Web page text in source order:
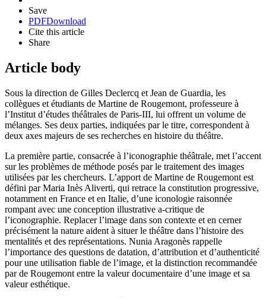
Save
PDFDownload
Cite this article
Share
Article body
Sous la direction de Gilles Declercq et Jean de Guardia, les
collègues et étudiants de Martine de Rougemont, professeure à
l’Institut d’études théâtrales de Paris-III, lui offrent un volume de
mélanges. Ses deux parties, indiquées par le titre, correspondent à
deux axes majeurs de ses recherches en histoire du théâtre.
La première partie, consacrée à l’iconographie théâtrale, met l’accent
sur les problèmes de méthode posés par le traitement des images
utilisées par les chercheurs. L’apport de Martine de Rougemont est
défini par Maria Inès Aliverti, qui retrace la constitution progressive,
notamment en France et en Italie, d’une iconologie raisonnée
rompant avec une conception illustrative a-critique de
l’iconographie. Replacer l’image dans son contexte et en cerner
précisément la nature aident à situer le théâtre dans l’histoire des
mentalités et des représentations. Nunia Aragonès rappelle
l’importance des questions de datation, d’attribution et d’authenticité
pour une utilisation fiable de l’image, et la distinction recommandée
par de Rougemont entre la valeur documentaire d’une image et sa
valeur esthétique.